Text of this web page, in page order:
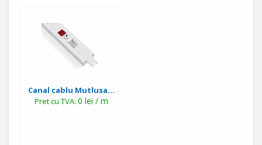
Canal cablu Mutlusa...
Pret cu TVA: 0 lei / m